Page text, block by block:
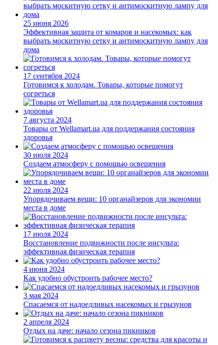
25 июня 2026
Эффективная защита от комаров и насекомых: как
выбрать москитную сетку и антимоскитную лампу для
дома
17 сентября 2024
Готовимся к холодам. Товары, которые помогут
согреться
7 августа 2024
Товары от Wellamart.ua для поддержания состояния
здоровья
30 июля 2024
Создаем атмосферу с помощью освещения
22 июля 2024
Упорядочиваем вещи: 10 органайзеров для экономии
места в доме
17 июля 2024
Восстановление подвижности после инсульта:
эффективная физическая терапия
4 июня 2024
Как удобно обустроить рабочее место?
3 мая 2024
Спасаемся от надоедливых насекомых и грызунов
2 апреля 2024
Отдых на даче: начало сезона пикников